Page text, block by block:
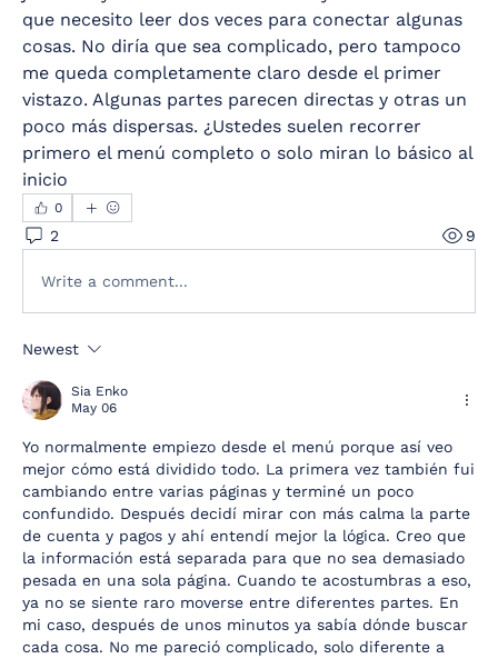
que necesito leer dos veces para conectar algunas
cosas. No diría que sea complicado, pero tampoco
me queda completamente claro desde el primer
vistazo. Algunas partes parecen directas y otras un
poco más dispersas. ¿Ustedes suelen recorrer
primero el menú completo o solo miran lo básico al
inicio
0
2 9
Write a comment...
Newest
Sia Enko
May 06
Yo normalmente empiezo desde el menú porque así veo
mejor cómo está dividido todo. La primera vez también fui
cambiando entre varias páginas y terminé un poco
confundido. Después decidí mirar con más calma la parte
de cuenta y pagos y ahí entendí mejor la lógica. Creo que
la información está separada para que no sea demasiado
pesada en una sola página. Cuando te acostumbras a eso,
ya no se siente raro moverse entre diferentes partes. En
mi caso, después de unos minutos ya sabía dónde buscar
cada cosa. No me pareció complicado, solo diferente a